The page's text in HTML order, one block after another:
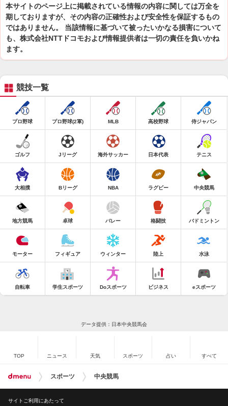
本サイトのページ上に掲載されている情報の内容に関しては万全を
期しておりますが、その内容の正確性および安全性を保証するもの
ではありません。 当該情報に基づいて被ったいかなる損害について
も、株式会社NTTドコモおよび情報提供者は一切の責任を負いかね
ます。
競技一覧
プロ野球 プロ野球(2軍) MLB 高校野球 侍ジャパン
ゴルフ Jリーグ 海外サッカー 日本代表 テニス
大相撲 Bリーグ NBA ラグビー 中央競馬
地方競馬 卓球 バレー 格闘技 バドミントン
モーター フィギュア ウィンター 陸上 水泳
自転車 学生スポーツ Doスポーツ ビジネス eスポーツ
データ提供：日本中央競馬会
TOP ニュース 天気 スポーツ 占い すべて
スポーツ 中央競馬
サイトご利用にあたって